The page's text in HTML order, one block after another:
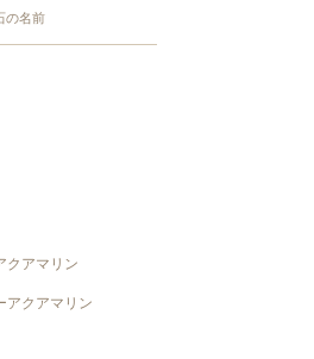
の名前
クアマリン
アクアマリン